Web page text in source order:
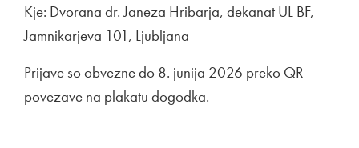
Kje: Dvorana dr. Janeza Hribarja, dekanat UL BF,
Jamnikarjeva 101, Ljubljana
Prijave so obvezne do 8. junija 2026 preko QR
povezave na plakatu dogodka.